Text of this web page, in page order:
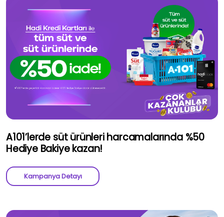
A101’lerde süt ürünleri harcamalarında %50
Hediye Bakiye kazan!
Kampanya Detayı